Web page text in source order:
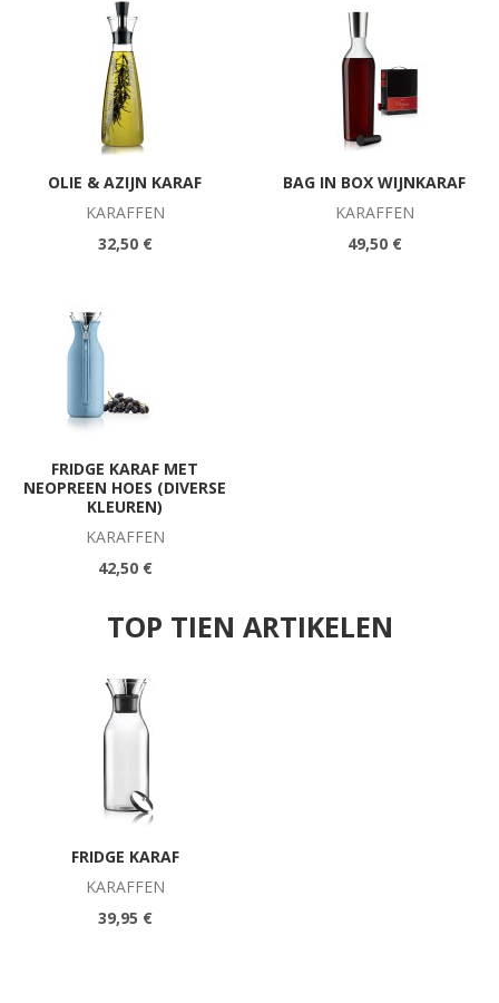
OLIE & AZIJN KARAF
KARAFFEN
32,50 €
BAG IN BOX WIJNKARAF
KARAFFEN
49,50 €
FRIDGE KARAF MET
NEOPREEN HOES (DIVERSE
KLEUREN)
KARAFFEN
42,50 €
TOP TIEN ARTIKELEN
FRIDGE KARAF
KARAFFEN
39,95 €